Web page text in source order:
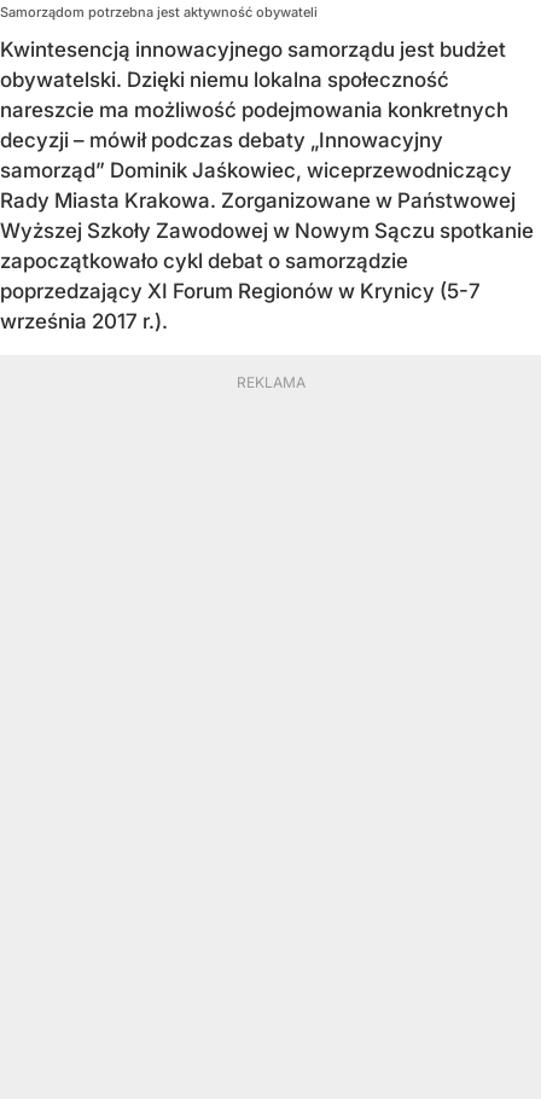
Samorządom potrzebna jest aktywność obywateli
Kwintesencją innowacyjnego samorządu jest budżet
obywatelski. Dzięki niemu lokalna społeczność
nareszcie ma możliwość podejmowania konkretnych
decyzji – mówił podczas debaty „Innowacyjny
samorząd” Dominik Jaśkowiec, wiceprzewodniczący
Rady Miasta Krakowa. Zorganizowane w Państwowej
Wyższej Szkoły Zawodowej w Nowym Sączu spotkanie
zapoczątkowało cykl debat o samorządzie
poprzedzający XI Forum Regionów w Krynicy (5-7
września 2017 r.).